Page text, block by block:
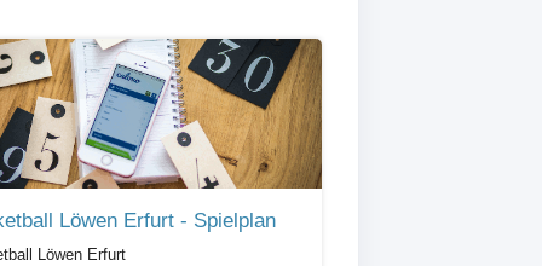
Löwen Erfurt - Spielplan
Löwen Erfurt